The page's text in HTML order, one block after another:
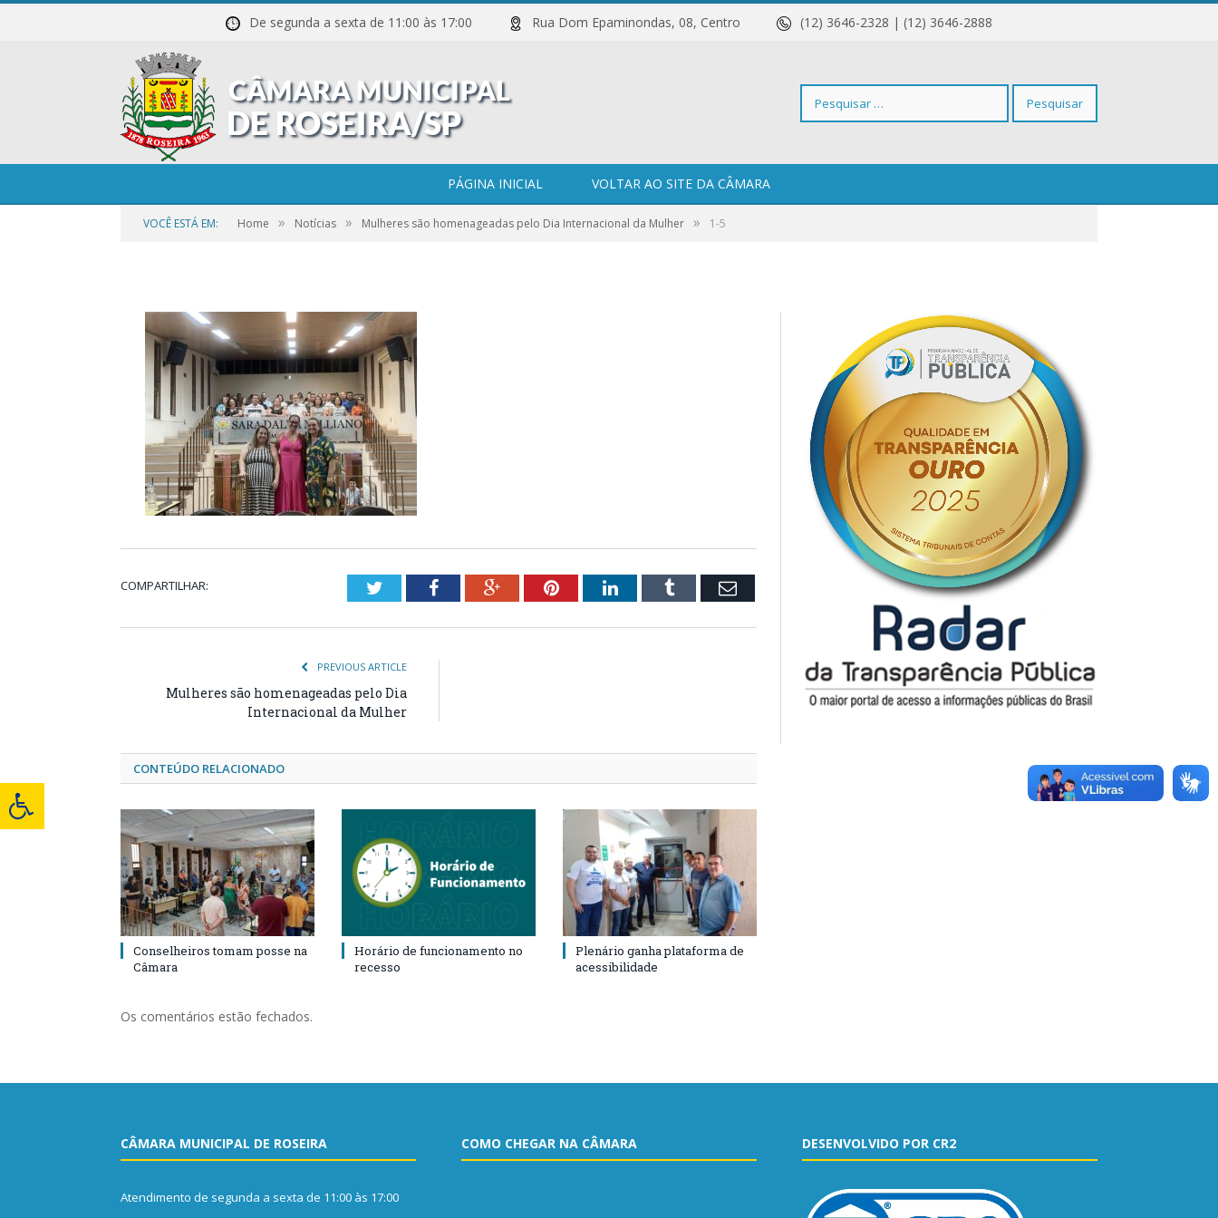
De segunda a sexta de 11:00 às 17:00 Rua Dom Epaminondas, 08, Centro (12) 3646-2328 | (12) 3646-2888
Pesquisar
PÁGINA INICIAL VOLTAR AO SITE DA CÂMARA
VOCÊ ESTÁ EM: Home » Notícias » Mulheres são homenageadas pelo Dia Internacional da Mulher » 1-5
COMPARTILHAR: TwitterFacebookGoogle+PinterestLinkedInTumblr Email
PREVIOUS ARTICLE
Mulheres são homenageadas pelo Dia
Internacional da Mulher
CONTEÚDO RELACIONADO
Conselheiros tomam posse na
Câmara
Horário de funcionamento no
recesso
Plenário ganha plataforma de
acessibilidade
Os comentários estão fechados.
CÂMARA MUNICIPAL DE ROSEIRA
Atendimento de segunda a sexta de 11:00 às 17:00
COMO CHEGAR NA CÂMARA DESENVOLVIDO POR CR2